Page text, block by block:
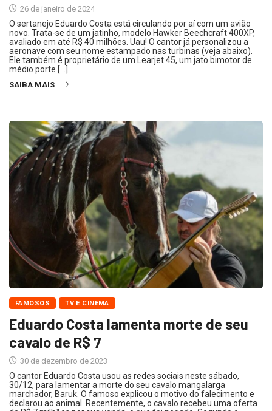
26 de janeiro de 2024
O sertanejo Eduardo Costa está circulando por aí com um avião
novo. Trata-se de um jatinho, modelo Hawker Beechcraft 400XP,
avaliado em até R$ 40 milhões. Uau! O cantor já personalizou a
aeronave com seu nome estampado nas turbinas (veja abaixo).
Ele também é proprietário de um Learjet 45, um jato bimotor de
médio porte […]
SAIBA MAIS
FAMOSOS TV E CINEMA
Eduardo Costa lamenta morte de seu
cavalo de R$ 7
30 de dezembro de 2023
O cantor Eduardo Costa usou as redes sociais neste sábado,
30/12, para lamentar a morte do seu cavalo mangalarga
marchador, Baruk. O famoso explicou o motivo do falecimento e
declarou ao animal. Recentemente, o cavalo recebeu uma oferta